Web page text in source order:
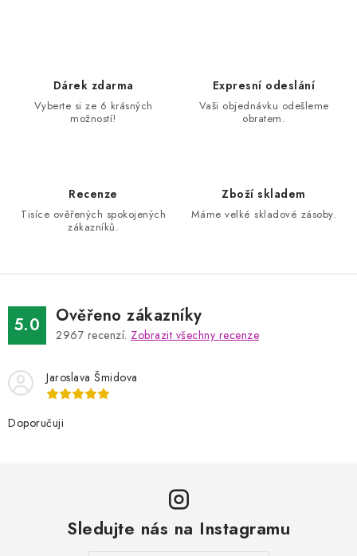
Dárek zdarma
Vyberte si ze 6 krásných
možností!
Expresní odeslání
Vaši objednávku odešleme
obratem.
Recenze
Tisíce ověřených spokojených
zákazníků.
Zboží skladem
Máme velké skladové zásoby.
5.0 Ověřeno zákazníky
2967 recenzí. Zobrazit všechny recenze
Jaroslava Šmidova
Doporučuji
Sledujte nás na Instagramu